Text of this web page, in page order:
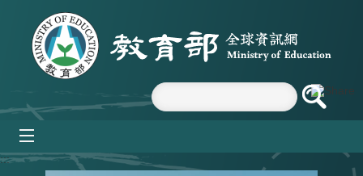
跳到主要內容區塊
:::